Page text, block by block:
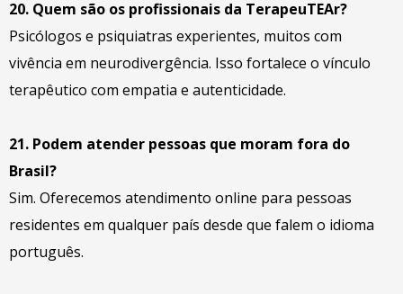
20. Quem são os profissionais da TerapeuTEAr?
Psicólogos e psiquiatras experientes, muitos com
vivência em neurodivergência. Isso fortalece o vínculo
terapêutico com empatia e autenticidade.
21. Podem atender pessoas que moram fora do
Brasil?
Sim. Oferecemos atendimento online para pessoas
residentes em qualquer país desde que falem o idioma
português.